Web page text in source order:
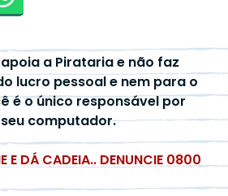
a Pirataria e não faz
lucro pessoal e nem para o
é o único responsável por
computador.
E DÁ CADEIA.. DENUNCIE 0800